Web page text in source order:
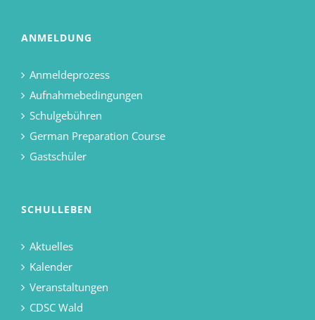
ANMELDUNG
Anmeldeprozess
Aufnahmebedingungen
Schulgebühren
German Preparation Course
Gastschüler
SCHULLEBEN
Aktuelles
Kalender
Veranstaltungen
CDSC Wald